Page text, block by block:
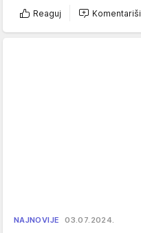
Reaguj Komentariši
NAJNOVIJE 03.07.2024.